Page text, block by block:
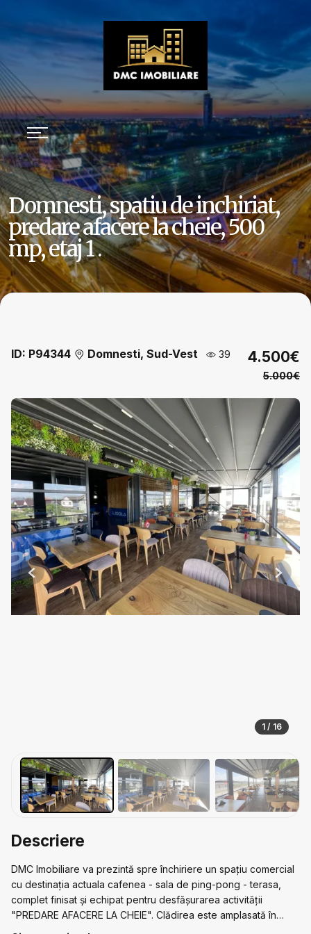
Domnesti, spatiu de inchiriat,
predare afacere la cheie, 500
mp, etaj 1 .
ID: P94344 Domnesti, Sud-Vest 39 4.500€
5.000€
1 / 16
Previous Next
Descriere
DMC Imobiliare va prezintă spre închiriere un spațiu comercial
cu destinația actuala cafenea - sala de ping-pong - terasa,
complet finisat și echipat pentru desfășurarea activității
"PREDARE AFACERE LA CHEIE". Clădirea este amplasată în
Domnești pe Str Fortului, stradal, cu acces facil atât din Linia de